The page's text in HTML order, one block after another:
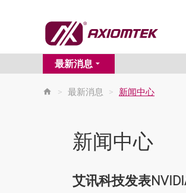
最新消息
> 最新消息 > 新闻中心
新闻中心
艾讯科技发表